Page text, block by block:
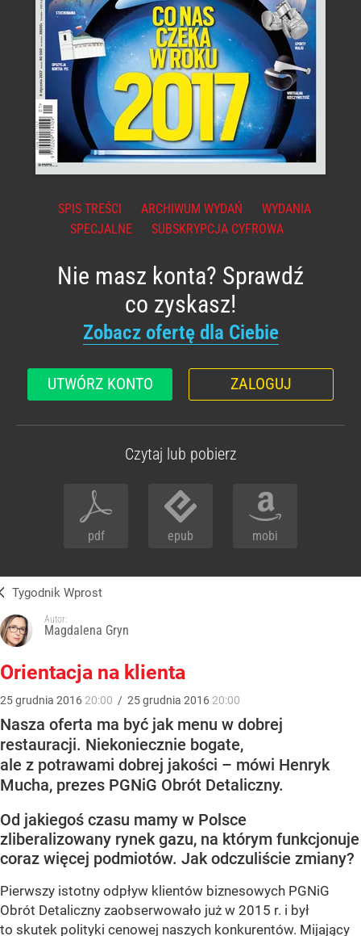
SPIS TREŚCI ARCHIWUM WYDAŃ
WYDANIA
SPECJALNE
SUBSKRYPCJA CYFROWA
Nie masz konta? Sprawdź
co zyskasz!
Zobacz ofertę dla Ciebie
UTWÓRZ KONTO ZALOGUJ
Czytaj lub pobierz
pdf epub mobi
Tygodnik Wprost
Autor:
Magdalena Gryn
Orientacja na klienta
25grudnia 2016 20:00 / 25grudnia 2016 20:00
Nasza oferta ma być jak menu w dobrej
restauracji. Niekoniecznie bogate,
ale z potrawami dobrej jakości – mówi Henryk
Mucha, prezes PGNiG Obrót Detaliczny.
Od jakiegoś czasu mamy w Polsce
zliberalizowany rynek gazu, na którym funkcjonuje
coraz więcej podmiotów. Jak odczuliście zmiany?
Pierwszy istotny odpływ klientów biznesowych PGNiG
Obrót Detaliczny zaobserwowało już w 2015 r. i był
to skutek polityki cenowej naszych konkurentów. Mijający